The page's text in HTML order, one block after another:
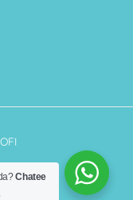
Chatee